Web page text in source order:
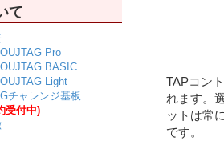
て
Pro
BASIC
Light
チャレンジ基板
受付中)
TAPコン
れます。
ットは常
です。